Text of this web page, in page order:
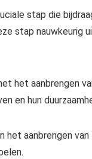
stap die
stap nauwkeurig
het aanbrengen
en hun
aanbrengen